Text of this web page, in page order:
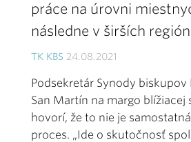
práce na úrovni
následne v širších
TK KBS 24.08.2021
Podsekretár Synody biskupov
San Martín na margo blížiacej
hovorí, že to nie je
proces. „Ide o skutočnosť